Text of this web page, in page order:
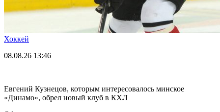
Хоккей
08.08.26 13:46
Евгений Кузнецов, которым интересовалось минское
«Динамо», обрел новый клуб в КХЛ